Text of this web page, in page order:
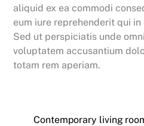
aliquid ex ea commodi
eum iure reprehenderit qui
Sed ut perspiciatis unde
voluptatem accusantium
totam rem aperiam.
Contemporary living